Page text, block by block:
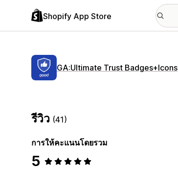
Shopify App Store
GA:Ultimate Trust Badges+Icons
รีวิว (41)
การให้คะแนนโดยรวม
5